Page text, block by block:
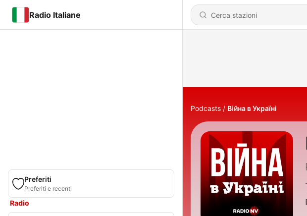
Radio Italiane
Preferiti
Preferiti e recenti
Radio
Podcasts Війна в Україні